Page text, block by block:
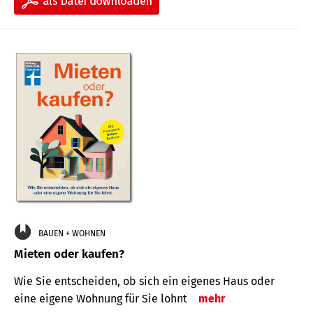
BAUEN + WOHNEN
Mieten oder kaufen?
Wie Sie entscheiden, ob sich ein eigenes Haus oder
eine eigene Wohnung für Sie lohnt
mehr